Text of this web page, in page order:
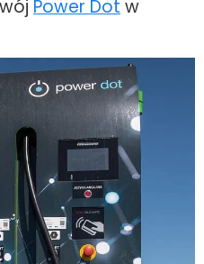
Power Dot w